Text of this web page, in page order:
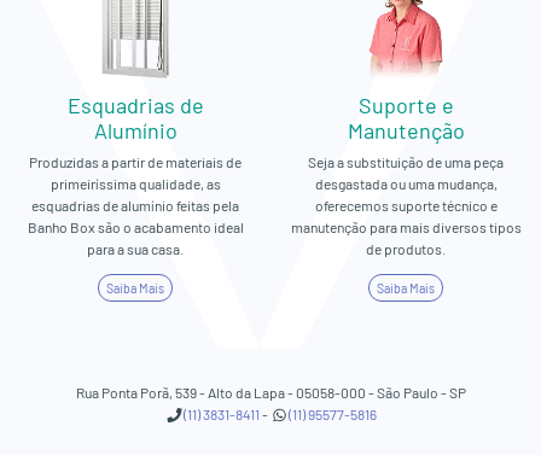
Esquadrias de
Alumínio
Produzidas a partir de materiais de
primeiríssima qualidade, as
esquadrias de alumínio feitas pela
Banho Box são o acabamento ideal
para a sua casa.
Saiba Mais
Suporte e
Manutenção
Seja a substituição de uma peça
desgastada ou uma mudança,
oferecemos suporte técnico e
manutenção para mais diversos tipos
de produtos.
Saiba Mais
Rua Ponta Porã, 539 - Alto da Lapa - 05058-000 - São Paulo - SP
(11) 3831-8411 - (11) 95577-5816